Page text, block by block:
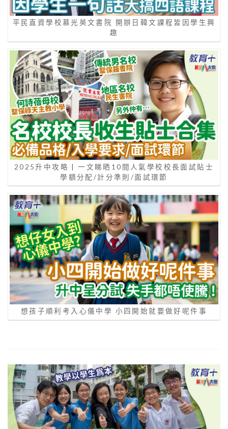
平民直資學校慕光英文書院 開辦日韓文課程皆因學生興
趣
2025升中攻略 | 一文睇晒10間人氣學校校長面試貼士
學額分配/計分準則/面試環節
想孩子順利考入心儀中學 小四開始就要做好呢件事